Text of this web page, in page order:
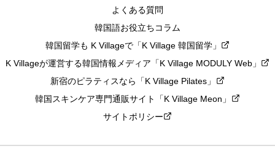
よくある質問
韓国語お役立ちコラム
韓国留学も K Villageで「K Village 韓国留学」
K Villageが運営する韓国情報メディア「K Village MODULY Web」
新宿のピラティスなら「K Village Pilates」
韓国スキンケア専門通販サイト「K Village Meon」
サイトポリシー